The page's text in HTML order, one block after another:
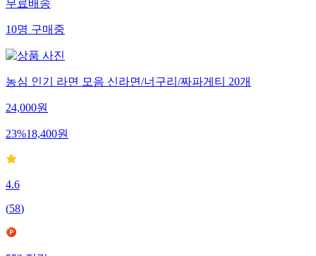
무료배송
10명구매중
농심 인기 라면 모음 신라면/너구리/짜파게티 20개
24,000원
23%18,400원
4.6
(58)